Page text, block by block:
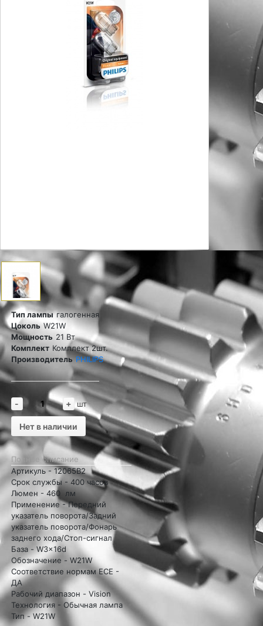
Тип лампы галогенная
Цоколь W21W
Мощность 21 Вт
Комплект Комплект 2шт.
Производитель PHILIPS
- + шт
Нет в наличии
Полное описание
Артикуль - 12065B2
Cрок службы - 400 часов
Люмен - 460 лм
Применение - Передний
указатель поворота/Задний
указатель поворота/Фонарь
заднего хода/Стоп-сигнал
База - W3x16d
Обозначение - W21W
Соответствие нормам ECE -
ДА
Рабочий диапазон - Vision
Технология - Обычная лампа
Тип - W21W